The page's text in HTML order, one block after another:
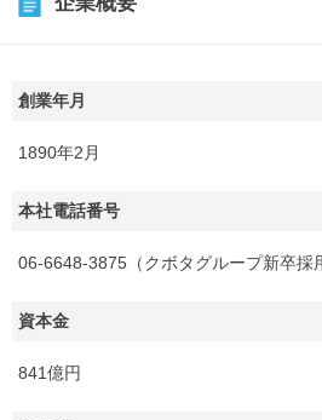
創業年月
1890年2月
本社電話番号
06-6648-3875（クボタグループ新卒採
資本金
841億円